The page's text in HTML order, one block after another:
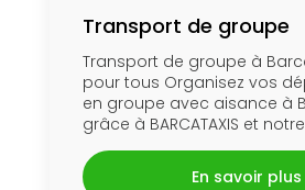
Transport de groupe
Transport de groupe à
pour tous Organisez vos
en groupe avec aisance à
grâce à BARCATAXIS et
En savoir plus